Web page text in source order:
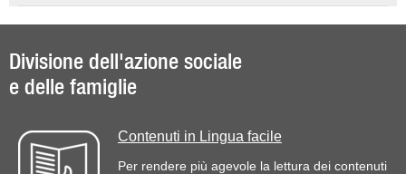
Divisione dell'azione sociale
e delle famiglie
Contenuti in Lingua facile
Per rendere più agevole la lettura dei contenuti